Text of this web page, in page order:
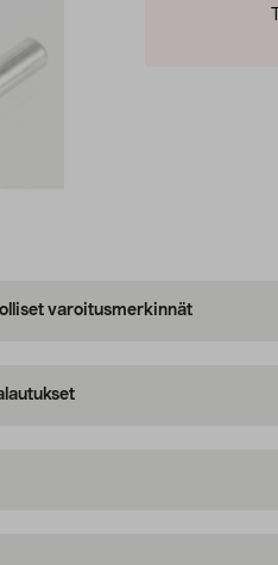
varoitusmerkinnät